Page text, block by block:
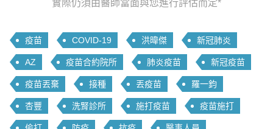
實際仍須由醫師當面與您進行評估而定*
疫苗 COVID-19 洪暐傑 新冠肺炎
AZ 疫苗合約院所 肺炎疫苗 新冠疫苗
疫苗丟棄 接種 丟疫苗 羅一鈞
杏豐 洗腎診所 施打疫苗 疫苗施打